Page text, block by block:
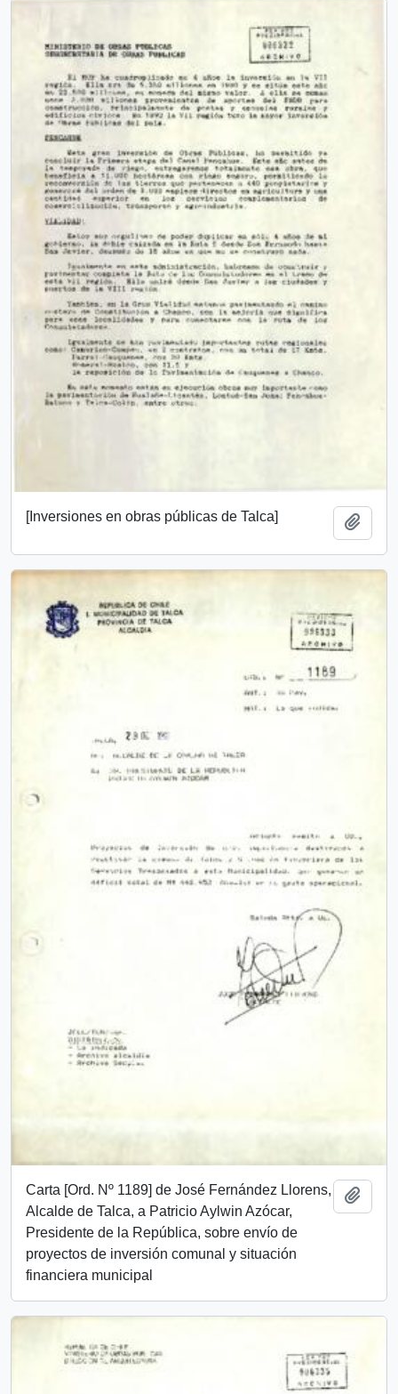
[Inversiones en obras públicas de Talca]
Carta [Ord. Nº 1189] de José Fernández Llorens,
Alcalde de Talca, a Patricio Aylwin Azócar,
Presidente de la República, sobre envío de
proyectos de inversión comunal y situación
financiera municipal